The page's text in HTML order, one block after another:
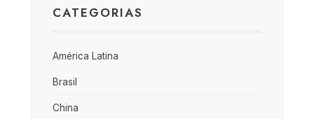
CATEGORIAS
América Latina
Brasil
China